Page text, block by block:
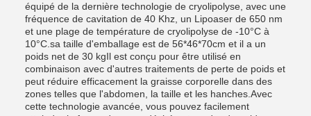
équipé de la dernière technologie de cryolipolyse, avec une
fréquence de cavitation de 40 Khz, un Lipoaser de 650 nm
et une plage de température de cryolipolyse de -10°C à
10°C.sa taille d'emballage est de 56*46*70cm et il a un
poids net de 30 kgIl est conçu pour être utilisé en
combinaison avec d'autres traitements de perte de poids et
peut réduire efficacement la graisse corporelle dans des
zones telles que l'abdomen, la taille et les hanches.Avec
cette technologie avancée, vous pouvez facilement